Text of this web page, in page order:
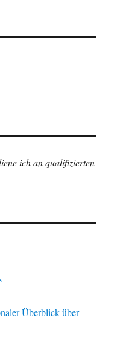
ich an qualifizierten
Überblick über